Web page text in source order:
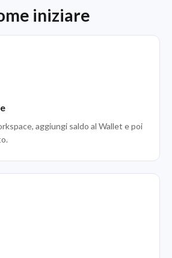
iniziare
aggiungi saldo al Wallet e poi